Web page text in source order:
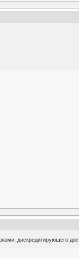
дискредитирующего